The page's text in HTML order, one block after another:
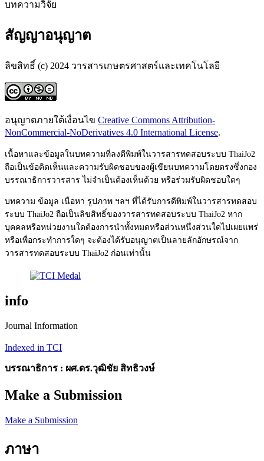
บทความวิจัย
สัญญาอนุญาต
ลิขสิทธิ์ (c) 2024 วารสารเกษตรศาสตร์และเทคโนโลยี
อนุญาตภายใต้เงื่อนไข Creative Commons Attribution-
NonCommercial-NoDerivatives 4.0 International License.
เนื้อหาและข้อมูลในบทความที่ลงตีพิมพ์ในวารสารทดสอบระบบ ThaiJo2
ถือเป็นข้อคิดเห็นและความรับผิดชอบของผู้เขียนบทความโดยตรงซึ่งกอง
บรรณาธิการวารสาร ไม่จำเป็นต้องเห็นด้วย หรือร่วมรับผิดชอบใดๆ
บทความ ข้อมูล เนื่อหา รูปภาพ ฯลฯ ที่ได้รับการดีพิมพ์ในวารสารทดสอบ
ระบบ ThaiJo2 ถือเป็นลิขสิทธิ์ของวารสารทดสอบระบบ ThaiJo2 หาก
บุคคลหรือหน่วยงานใดต้องการนำทั้งหมดหรือส่วนหนึ่งส่วนใดไปเผยแพร่
หรือเพื่อกระทำการใดๆ จะต้องได้รับอนุญาตเป็นลายลักอักษรณ์จาก
วารสารทดสอบระบบ ThaiJo2 ก่อนเท่านั้น
info
Journal Information
Indexed in TCI
บรรณาธิการ : ผศ.ดร.วุฒิชัย สิทธิวงษ์
Make a Submission
Make a Submission
ภาษา